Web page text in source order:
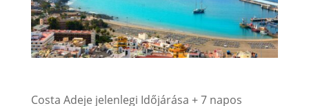
Costa Adeje jelenlegi Időjárása + 7 napos